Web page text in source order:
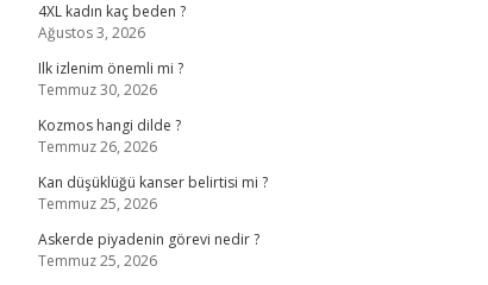
4XL kadın kaç beden ?
Ağustos 3, 2026
Ilk izlenim önemli mi ?
Temmuz 30, 2026
Kozmos hangi dilde ?
Temmuz 26, 2026
Kan düşüklüğü kanser belirtisi mi ?
Temmuz 25, 2026
Askerde piyadenin görevi nedir ?
Temmuz 25, 2026